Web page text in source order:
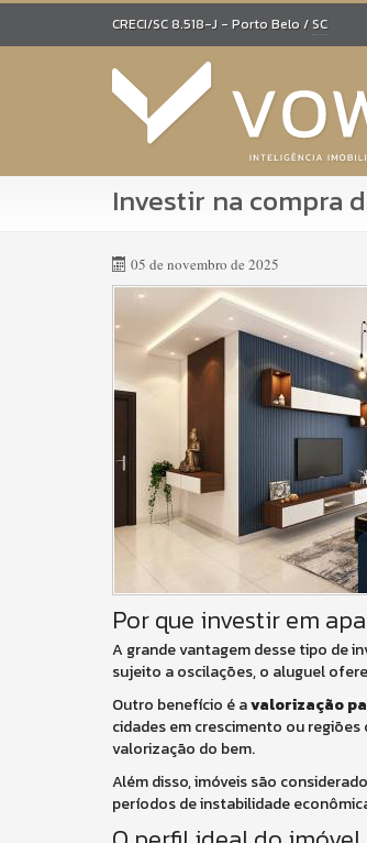
CRECI/SC 8.518-J - Porto Belo /SC
Investir na compra
05 de novembro de 2025
Por que investir em
A grande vantagem desse tipo de
sujeito a oscilações, o aluguel
Outro benefício é avalorização
cidades em crescimento ou
valorização do bem.
Além disso, imóveis são
períodos de instabilidade